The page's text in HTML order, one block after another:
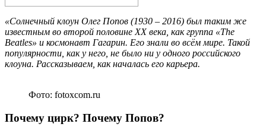
«Солнечный клоун Олег Попов (1930 – 2016) был таким же
известным во второй половине ХХ века, как группа «The
Beatles» и космонавт Гагарин. Его знали во всём мире. Такой
популярности, как у него, не было ни у одного российского
клоуна. Рассказываем, как началась его карьера.
Фото: fotoxcom.ru
Почему цирк? Почему Попов?